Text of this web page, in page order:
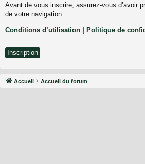
Avant de vous inscrire, assurez-vous d’avoir
de votre navigation.
Conditions d’utilisation | Politique de
Inscription
Accueil Accueil du forum